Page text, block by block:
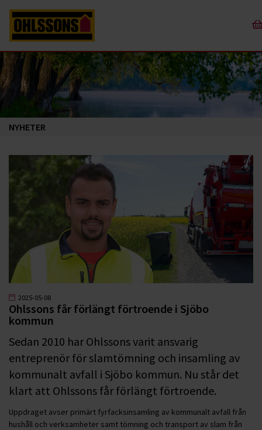
NYHETER
2025-05-08
Ohlssons får förlängt förtroende i Sjöbo
kommun
Sedan 2010 har Ohlssons varit ansvarig
entreprenör för slamtömning och insamling av
kommunalt avfall i Sjöbo kommun. Nu står det
klart att Ohlssons får förlängt förtroende.
Uppdraget avser primärt fyrfacksinsamling av kommunalt avfall från
hushåll och verksamheter samt tömning och transport av slam från